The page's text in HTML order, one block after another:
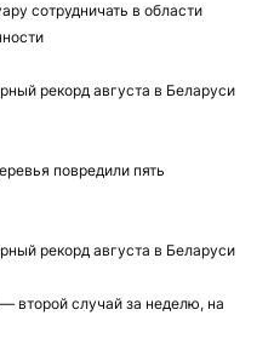
сотрудничать в области
рекорд августа в Беларуси
повредили пять
рекорд августа в Беларуси
второй случай за неделю, на